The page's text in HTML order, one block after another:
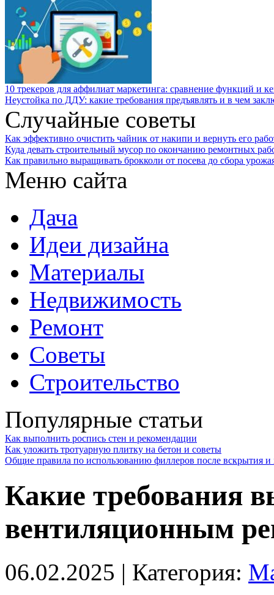
10 трекеров для аффилиат маркетинга: сравнение функций и
Неустойка по ДДУ: какие требования предъявлять и в чем
Случайные советы
Как эффективно очистить чайник от накипи и вернуть его
Куда девать строительный мусор по окончанию ремонтных
Как правильно выращивать брокколи от посева до сбора
Меню сайта
Дача
Идеи дизайна
Материалы
Недвижимость
Ремонт
Советы
Строительство
Популярные статьи
Как выполнить роспись стен и рекомендации
Как уложить тротуарную плитку на бетон и советы
Общие правила по использованию филлеров после вскрытия и
Какие требования
вентиляционным
06.02.2025 | Категория: